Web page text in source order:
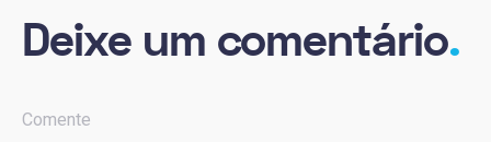
Deixe um comentário.
Comente